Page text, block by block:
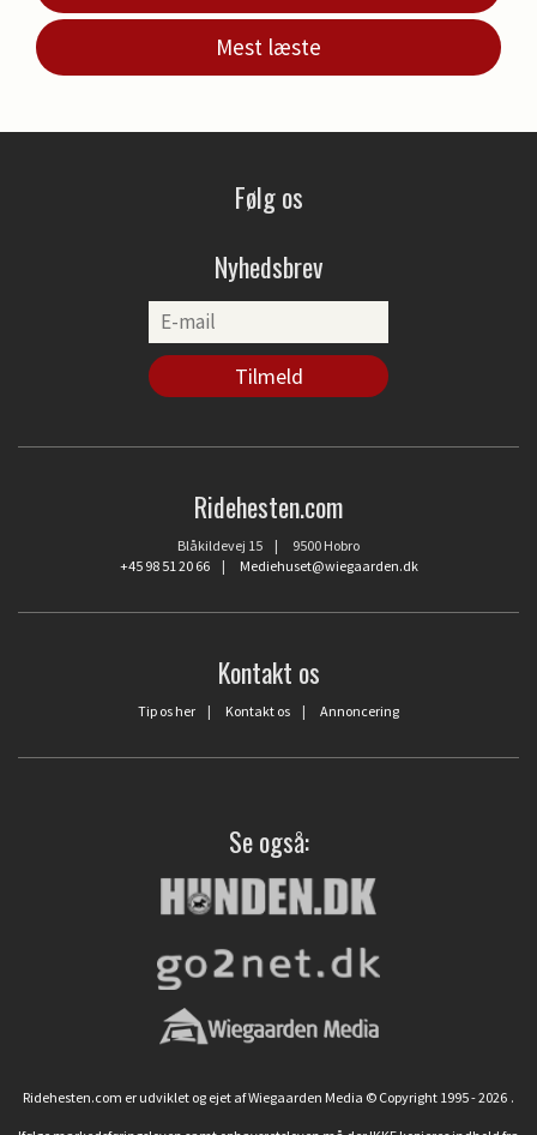
Mest læste
Følg os
Nyhedsbrev
Ridehesten.com
Blåkildevej 15 | 9500 Hobro
+45 98 51 20 66| Mediehuset@wiegaarden.dk
Kontakt os
Tip os her | Kontakt os | Annoncering
Se også:
Ridehesten.com er udviklet og ejet af Wiegaarden Media © Copyright 1995 - 2026 .